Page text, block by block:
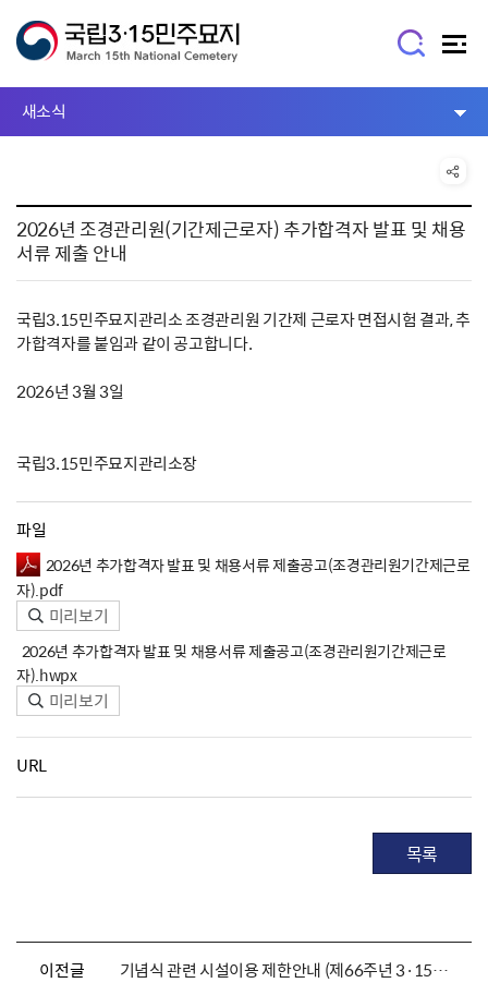
새소식
2026년 조경관리원(기간제근로자) 추가합격자 발표 및 채용
서류 제출 안내
국립3.15민주묘지관리소 조경관리원 기간제 근로자 면접시험 결과, 추
가합격자를 붙임과 같이 공고합니다.
2026년 3월 3일
국립3.15민주묘지관리소장
파일
2026년 추가합격자 발표 및 채용서류 제출공고(조경관리원기간제근로
자).pdf
미리보기
2026년 추가합격자 발표 및 채용서류 제출공고(조경관리원기간제근로
자).hwpx
미리보기
URL
목록
이전글 기념식 관련 시설이용 제한안내 (제66주년 3·15의거 추모제 &기념식)